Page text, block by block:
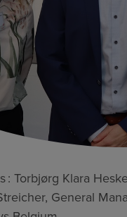
: Torbjørg Klara
General